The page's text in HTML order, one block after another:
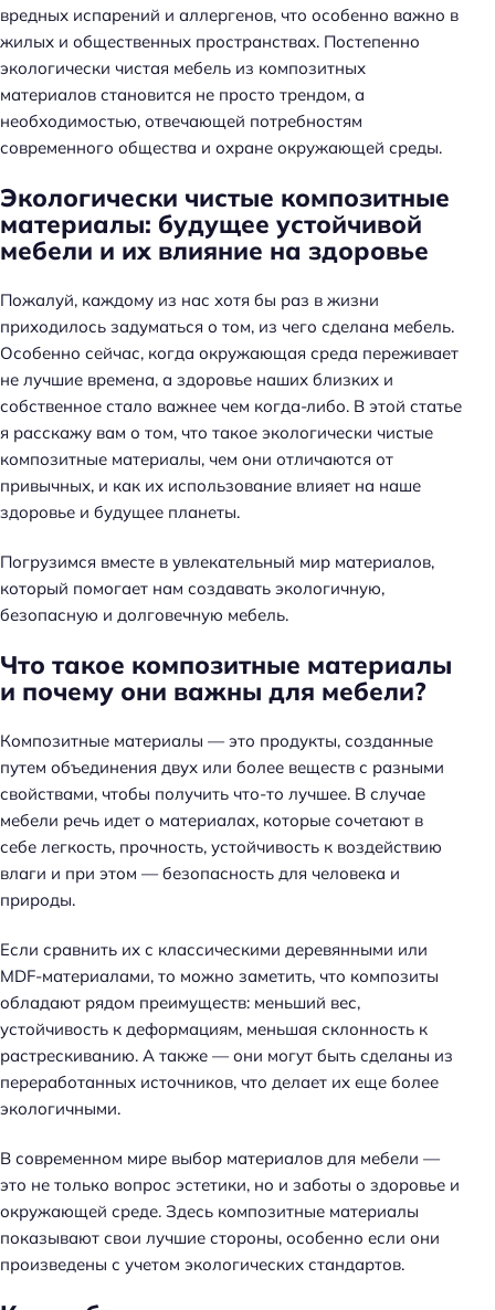
вредных испарений и аллергенов, что особенно важно в
жилых и общественных пространствах. Постепенно
экологически чистая мебель из композитных
материалов становится не просто трендом, а
необходимостью, отвечающей потребностям
современного общества и охране окружающей среды.
Экологически чистые композитные
материалы: будущее устойчивой
мебели и их влияние на здоровье
Пожалуй, каждому из нас хотя бы раз в жизни
приходилось задуматься о том, из чего сделана мебель.
Особенно сейчас, когда окружающая среда переживает
не лучшие времена, а здоровье наших близких и
собственное стало важнее чем когда-либо. В этой статье
я расскажу вам о том, что такое экологически чистые
композитные материалы, чем они отличаются от
привычных, и как их использование влияет на наше
здоровье и будущее планеты.
Погрузимся вместе в увлекательный мир материалов,
который помогает нам создавать экологичную,
безопасную и долговечную мебель.
Что такое композитные материалы
и почему они важны для мебели?
Композитные материалы — это продукты, созданные
путем объединения двух или более веществ с разными
свойствами, чтобы получить что-то лучшее. В случае
мебели речь идет о материалах, которые сочетают в
себе легкость, прочность, устойчивость к воздействию
влаги и при этом — безопасность для человека и
природы.
Если сравнить их с классическими деревянными или
MDF-материалами, то можно заметить, что композиты
обладают рядом преимуществ: меньший вес,
устойчивость к деформациям, меньшая склонность к
растрескиванию. А также — они могут быть сделаны из
переработанных источников, что делает их еще более
экологичными.
В современном мире выбор материалов для мебели —
это не только вопрос эстетики, но и заботы о здоровье и
окружающей среде. Здесь композитные материалы
показывают свои лучшие стороны, особенно если они
произведены с учетом экологических стандартов.